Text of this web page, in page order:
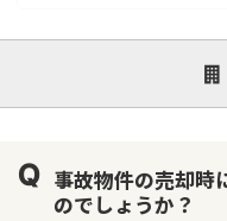
対応が親身 オ
1
事故物件の売却時
のでしょうか？